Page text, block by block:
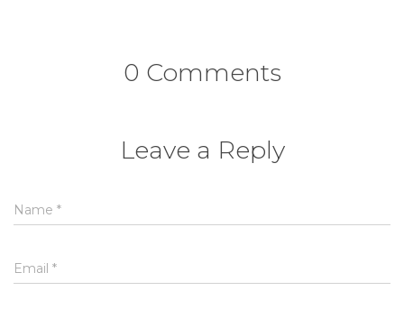
0 Comments
Leave a Reply
Name *
Email *